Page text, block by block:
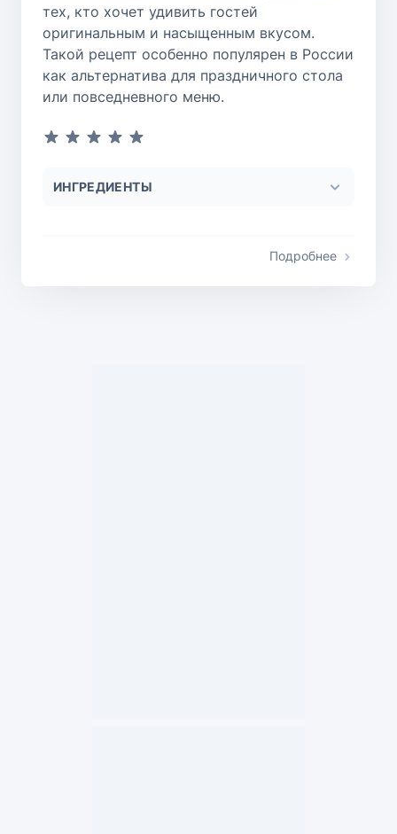
тех, кто хочет удивить гостей
оригинальным и насыщенным вкусом.
Такой рецепт особенно популярен в России
как альтернатива для праздничного стола
или повседневного меню.
ИНГРЕДИЕНТЫ
Подробнее